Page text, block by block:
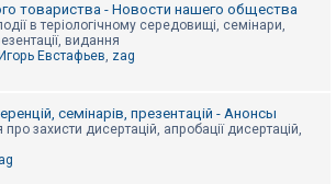
товариства - Новости нашего общества
в теріологічному середовищі, семінари,
видання
Игорь Евстафьев, zag
семінарів, презентацій - Анонсы
захисти дисертацій, апробації дисертацій,